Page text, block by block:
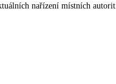
nařízení místních autorit.